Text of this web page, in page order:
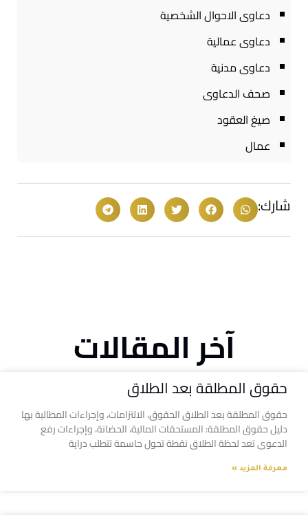
دعاوى الاحوال الشخصية
دعاوى عمالية
دعاوى مدنية
صحف الدعاوى
صيغ العقود
عمال
شارك:
آخر المقالات
حقوق المطلقة بعد الطلاق
حقوق المطلقة بعد الطلاق الحقوق، الالتزامات، وإجراءات المطالبة بها
دليل حقوق المطلقة: المستحقات المالية، الحضانة، وإجراءات رفع
الدعوى تعد لحظة الطلاق نقطة تحول حاسمة تتطلب دراية
معرفة المزيد »